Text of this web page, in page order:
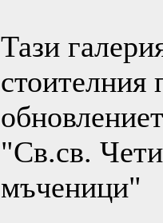
Тази
стоителния
"Св.св.
мъченици"